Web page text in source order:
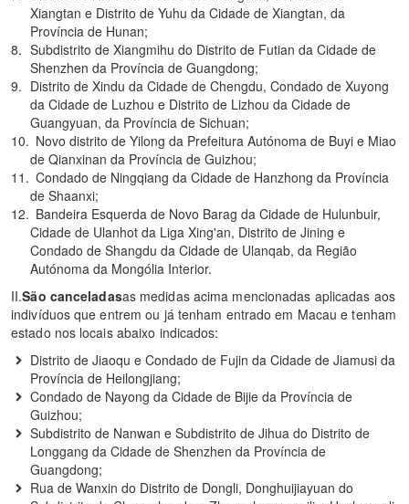
Xiangtan e Distrito de Yuhu da Cidade de Xiangtan, da
Província de Hunan;
Subdistrito de Xiangmihu do Distrito de Futian da Cidade de
Shenzhen da Província de Guangdong;
Distrito de Xindu da Cidade de Chengdu, Condado de Xuyong
da Cidade de Luzhou e Distrito de Lizhou da Cidade de
Guangyuan, da Província de Sichuan;
Novo distrito de Yilong da Prefeitura Autónoma de Buyi e Miao
de Qianxinan da Província de Guizhou;
Condado de Ningqiang da Cidade de Hanzhong da Província
de Shaanxi;
Bandeira Esquerda de Novo Barag da Cidade de Hulunbuir,
Cidade de Ulanhot da Liga Xing'an, Distrito de Jining e
Condado de Shangdu da Cidade de Ulanqab, da Região
Autónoma da Mongólia Interior.
II.São canceladasas medidas acima mencionadas aplicadas aos
indivíduos que entrem ou já tenham entrado em Macau e tenham
estado nos locais abaixo indicados:
Distrito de Jiaoqu e Condado de Fujin da Cidade de Jiamusi da
Província de Heilongjiang;
Condado de Nayong da Cidade de Bijie da Província de
Guizhou;
Subdistrito de Nanwan e Subdistrito de Jihua do Distrito de
Longgang da Cidade de Shenzhen da Província de
Guangdong;
Rua de Wanxin do Distrito de Dongli, Donghuijiayuan do